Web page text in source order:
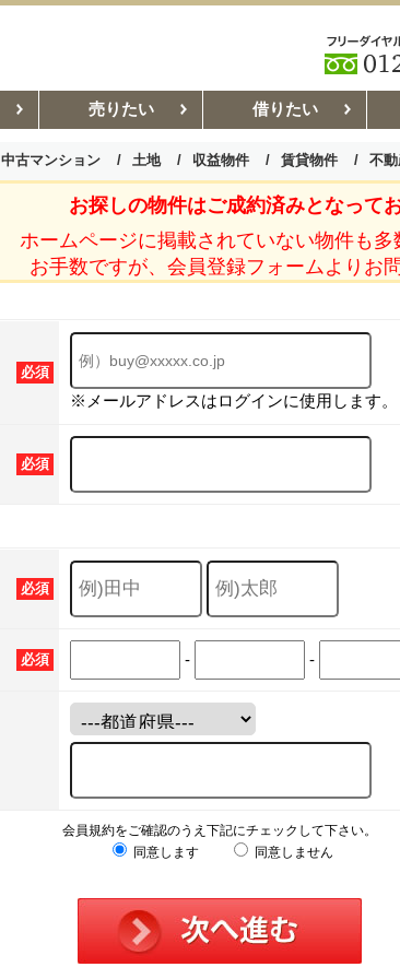
売りたい 借りたい
中古マンション 土地 収益物件 賃貸物件 不
お部屋探しコラム 賃貸管理コ
お探しの物件はご成約済みとなってお
ホームページに掲載されていない物件も多
お手数ですが、会員登録フォームよりお
必須
※メールアドレスはログインに使用します。
必須
必須
必須 - -
会員規約をご確認のうえ下記にチェックして下さい。
同意します
同意しません